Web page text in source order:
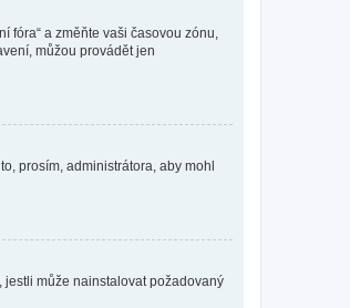
fóra“ a změňte vaši časovou zónu,
můžou provádět jen
prosím, administrátora, aby mohl
jestli může nainstalovat požadovaný